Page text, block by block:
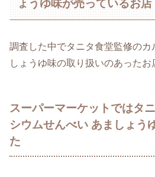
ょうゆ味が売っているお店
調査した中でタニタ食堂監修のカ
しょうゆ味の取り扱いのあったお
スーパーマーケットではタ
シウムせんべい あましょう
た